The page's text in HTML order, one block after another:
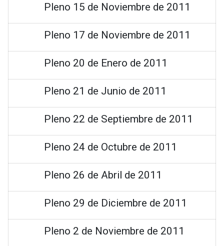
Pleno 15 de Noviembre de 2011
Pleno 17 de Noviembre de 2011
Pleno 20 de Enero de 2011
Pleno 21 de Junio de 2011
Pleno 22 de Septiembre de 2011
Pleno 24 de Octubre de 2011
Pleno 26 de Abril de 2011
Pleno 29 de Diciembre de 2011
Pleno 2 de Noviembre de 2011